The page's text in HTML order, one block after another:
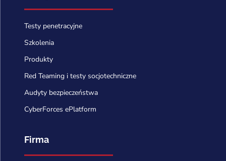
Testy penetracyjne
Szkolenia
Produkty
Red Teaming i testy socjotechniczne
Audyty bezpieczeństwa
CyberForces ePlatform
Firma